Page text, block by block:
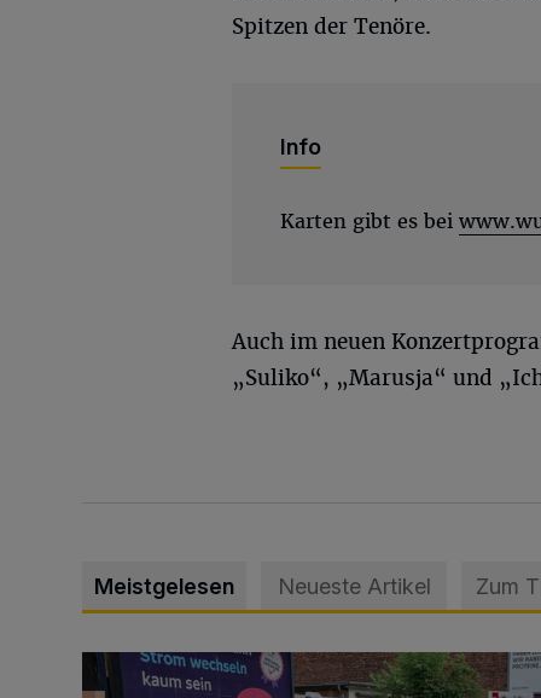
Spitzen der Tenöre.
Info
Karten gibt es bei
Auch im neuen
„Suliko“, „Marusja“ und
Meistgelesen Neueste Artikel Zum
Schwerer Unfall mit 2,48 Promille